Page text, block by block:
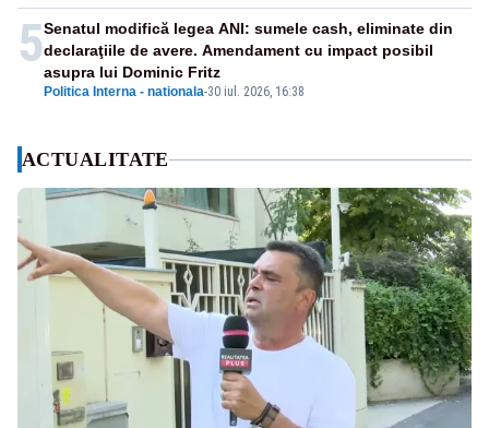
5
Politica Interna - nationala-30 iul. 2026, 16:38
Senatul modifică legea ANI: sumele cash, eliminate din
declaraţiile de avere. Amendament cu impact posibil
asupra lui Dominic Fritz
ACTUALITATE